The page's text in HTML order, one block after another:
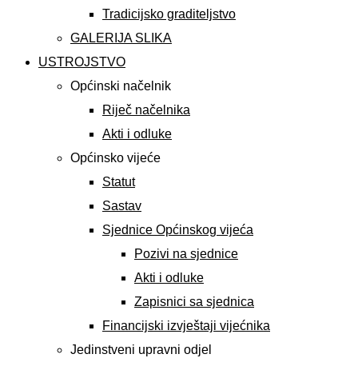
Tradicijsko graditeljstvo
GALERIJA SLIKA
USTROJSTVO
Općinski načelnik
Riječ načelnika
Akti i odluke
Općinsko vijeće
Statut
Sastav
Sjednice Općinskog vijeća
Pozivi na sjednice
Akti i odluke
Zapisnici sa sjednica
Financijski izvještaji vijećnika
Jedinstveni upravni odjel